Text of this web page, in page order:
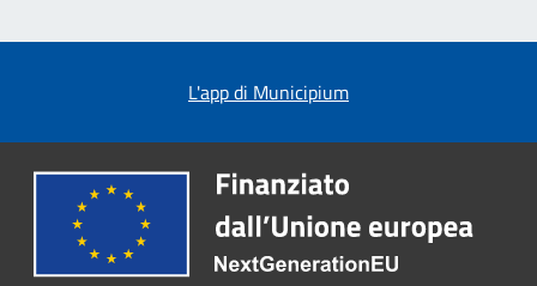
L'app di Municipium